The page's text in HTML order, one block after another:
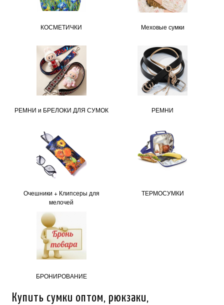
КОСМЕТИЧКИ Меховые сумки
РЕМНИ и БРЕЛОКИ ДЛЯ СУМОК РЕМНИ
Очешники + Клипсеры для
мелочей
ТЕРМОСУМКИ
БРОНИРОВАНИЕ
Купить сумки оптом, рюкзаки,